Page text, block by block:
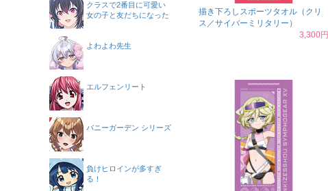
描き下ろしスポーツタオル（クリ
ス／サイバーミリタリー）
3,300円
クラスで2番目に可愛い
女の子と友だちになった
よわよわ先生
エルフェンリート
バニーガーデン シリーズ
負けヒロインが多すぎ
る！